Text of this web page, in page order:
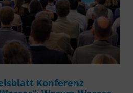
Konferenz